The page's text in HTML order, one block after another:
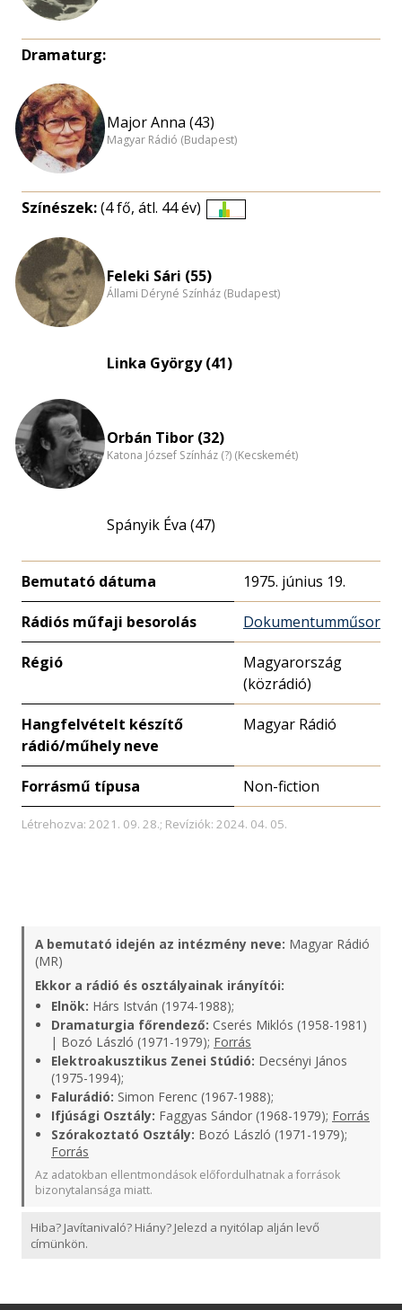
Dramaturg:
Major Anna (43)
Magyar Rádió (Budapest)
Színészek:(4 fő, átl. 44 év)
Feleki Sári (55)
Állami Déryné Színház (Budapest)
Linka György (41)
Orbán Tibor (32)
Katona József Színház (?) (Kecskemét)
Spányik Éva (47)
Bemutató dátuma 1975. június 19.
Rádiós műfaji besorolás Dokumentumműsor
Régió
Magyarország
(közrádió)
Hangfelvételt készítő
rádió/műhely neve
Magyar Rádió
Forrásmű típusa Non-fiction
Létrehozva: 2021. 09. 28.; Revíziók: 2024. 04. 05.
A bemutató idején az intézmény neve: Magyar Rádió
(MR)
Ekkor a rádió és osztályainak irányítói:
Elnök: Hárs István (1974-1988);
Dramaturgia főrendező: Cserés Miklós (1958-1981)
| Bozó László (1971-1979); Forrás
Elektroakusztikus Zenei Stúdió: Decsényi János
(1975-1994);
Falurádió: Simon Ferenc (1967-1988);
Ifjúsági Osztály: Faggyas Sándor (1968-1979); Forrás
Szórakoztató Osztály: Bozó László (1971-1979);
Forrás
Az adatokban ellentmondások előfordulhatnak a források
bizonytalansága miatt.
Hiba? Javítanivaló? Hiány? Jelezd a nyitólap alján levő
címünkön.